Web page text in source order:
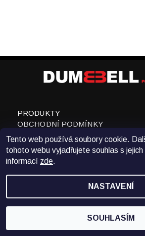
PRODUKTY
OBCHODNÍ PODMÍNKY
KONTAKTY
WWW.DUMBBELL.CZ
NÁVOD NA POUŽITÍ
VRÁCENÍ ZBOŽÍ
Tento web používá soubory cookie.
tohoto webu vyjadřujete souhlas s
informací zde.
NASTAVENÍ
SOUHLASÍM